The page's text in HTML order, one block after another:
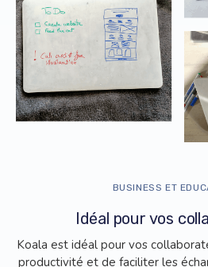
BUSINESS ET
Idéal pour vos
Koala est idéal pour vos
productivité et de faciliter les